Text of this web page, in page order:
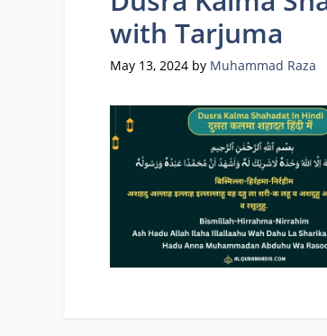
with Tarjuma
May 13, 2024 by Muhammad Raza